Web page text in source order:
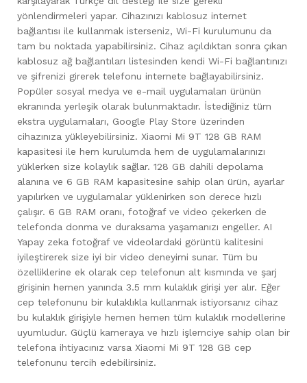
yönlendirmeleri yapar. Cihazınızı kablosuz internet
bağlantısı ile kullanmak isterseniz, Wi-Fi kurulumunu da
tam bu noktada yapabilirsiniz. Cihaz açıldıktan sonra çıkan
kablosuz ağ bağlantıları listesinden kendi Wi-Fi bağlantınızı
ve şifrenizi girerek telefonu internete bağlayabilirsiniz.
Popüler sosyal medya ve e-mail uygulamaları ürünün
ekranında yerleşik olarak bulunmaktadır. İstediğiniz tüm
ekstra uygulamaları, Google Play Store üzerinden
cihazınıza yükleyebilirsiniz. Xiaomi Mi 9T 128 GB RAM
kapasitesi ile hem kurulumda hem de uygulamalarınızı
yüklerken size kolaylık sağlar. 128 GB dahili depolama
alanına ve 6 GB RAM kapasitesine sahip olan ürün, ayarlar
yapılırken ve uygulamalar yüklenirken son derece hızlı
çalışır. 6 GB RAM oranı, fotoğraf ve video çekerken de
telefonda donma ve duraksama yaşamanızı engeller. AI
Yapay zeka fotoğraf ve videolardaki görüntü kalitesini
iyileştirerek size iyi bir video deneyimi sunar. Tüm bu
özelliklerine ek olarak cep telefonun alt kısmında ve şarj
girişinin hemen yanında 3.5 mm kulaklık girişi yer alır. Eğer
cep telefonunu bir kulaklıkla kullanmak istiyorsanız cihaz
bu kulaklık girişiyle hemen hemen tüm kulaklık modellerine
uyumludur. Güçlü kameraya ve hızlı işlemciye sahip olan bir
telefona ihtiyacınız varsa Xiaomi Mi 9T 128 GB cep
telefonunu tercih edebilirsiniz.